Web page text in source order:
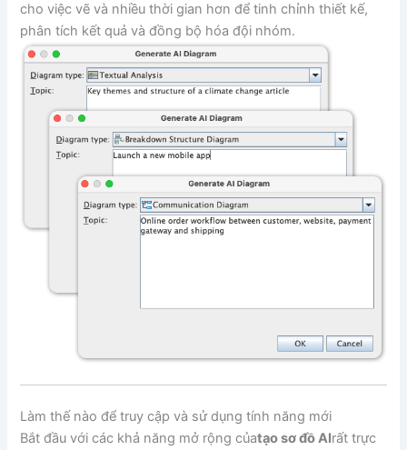
cho việc vẽ và nhiều thời gian hơn để tinh chỉnh thiết kế,
phân tích kết quả và đồng bộ hóa đội nhóm.
Làm thế nào để truy cập và sử dụng tính năng mới
Bắt đầu với các khả năng mở rộng củatạo sơ đồ AIrất trực